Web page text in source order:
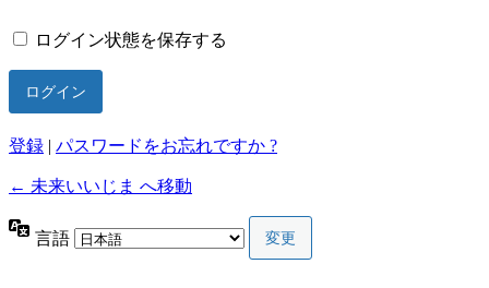
ログイン状態を保存する
登録 | パスワードをお忘れですか ?
← 未来いいじま へ移動
言語